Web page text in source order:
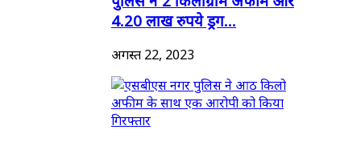
4.20 लाख रुपये ड्रग...
अगस्त 22, 2023